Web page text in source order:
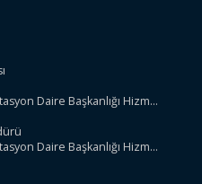
Daire Başkanlığı Hizmet
Daire Başkanlığı Hizmet